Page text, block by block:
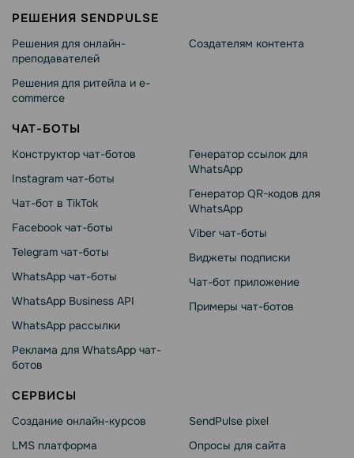
РЕШЕНИЯ SENDPULSE
Решения для онлайн-
преподавателей
Решения для ритейла и e-
commerce
Создателям контента
ЧАТ-БОТЫ
Конструктор чат-ботов
Instagram чат-боты
Чат-бот в TikTok
Facebook чат-боты
Telegram чат-боты
WhatsApp чат-боты
WhatsApp Business API
WhatsApp рассылки
Реклама для WhatsApp чат-
ботов
Генератор ссылок для
WhatsApp
Генератор QR-кодов для
WhatsApp
Viber чат-боты
Виджеты подписки
Чат-бот приложение
Примеры чат-ботов
СЕРВИСЫ
Создание онлайн-курсов
LMS платформа
SendPulse pixel
Опросы для сайта